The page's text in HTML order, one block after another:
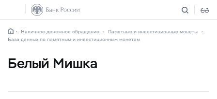
Наличное денежное обращение
Памятные и инвестиционные монеты
База данных по памятным и инвестиционным монетам
Белый Mишка